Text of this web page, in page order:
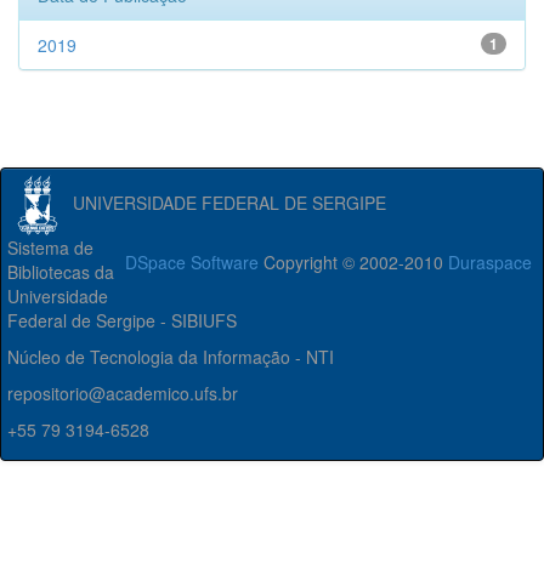
1
2019
UNIVERSIDADE FEDERAL DE SERGIPE
DSpace Software Copyright © 2002-2010 Duraspace
Sistema de
Bibliotecas da
Universidade
Federal de Sergipe - SIBIUFS
Núcleo de Tecnologia da Informação - NTI
repositorio@academico.ufs.br
+55 79 3194-6528